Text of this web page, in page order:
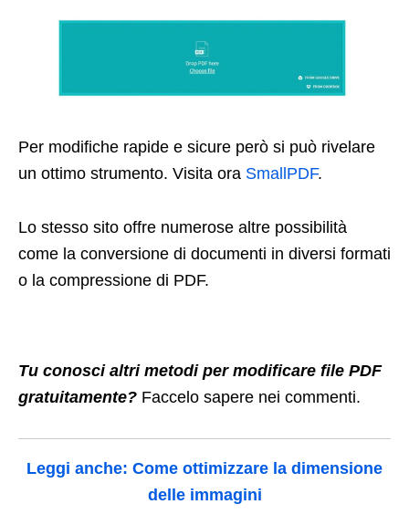
Per modifiche rapide e sicure però si può rivelare
un ottimo strumento. Visita ora SmallPDF.
Lo stesso sito offre numerose altre possibilità
come la conversione di documenti in diversi formati
o la compressione di PDF.
Tu conosci altri metodi per modificare file PDF
gratuitamente? Faccelo sapere nei commenti.
Leggi anche: Come ottimizzare la dimensione
delle immagini